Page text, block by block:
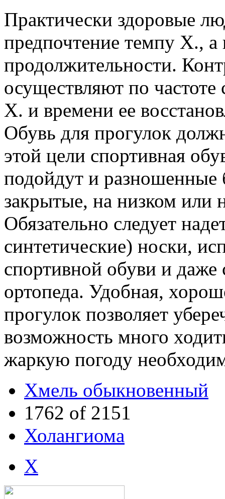
Практически здоровые
предпочтение темпу Х.,
продолжительности.
осуществляют по
Х. и времени ее
Обувь для прогулок
этой цели спортивная
подойдут и
закрытые, на низком или
Обязательно следует
синтетические) носки,
спортивной обуви и
ортопеда. Удобная,
прогулок позволяет
возможность много
жаркую погоду
Хмель обыкновенный
1762 of 2151
Холангиома
Х